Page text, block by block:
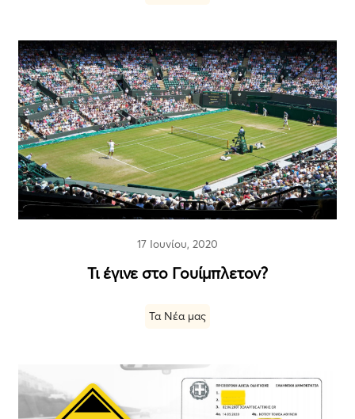
17 Ιουνίου, 2020
Τι έγινε στο Γουίμπλετον?
Τα Νέα μας